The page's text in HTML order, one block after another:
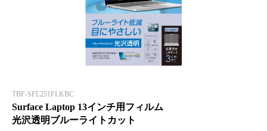
TBF-SFL251FLKBC
Surface Laptop 13インチ用フィルム
光沢透明ブルーライトカット